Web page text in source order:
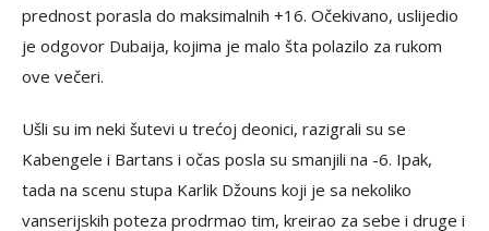
prednost porasla do maksimalnih +16. Očekivano, uslijedio
je odgovor Dubaija, kojima je malo šta polazilo za rukom
ove večeri.
Ušli su im neki šutevi u trećoj deonici, razigrali su se
Kabengele i Bartans i očas posla su smanjili na -6. Ipak,
tada na scenu stupa Karlik Džouns koji je sa nekoliko
vanserijskih poteza prodrmao tim, kreirao za sebe i druge i